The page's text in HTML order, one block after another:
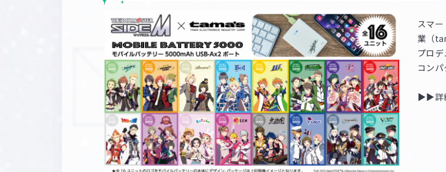
スマ
業（
プロ
コンパ
▶▶詳